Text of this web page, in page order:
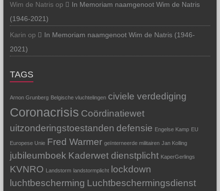
Wim de Natrisop
In Memoriam naamgenoot Wim de Natris
(1946-2021)
Karin op
In Memoriam naamgenoot Wim de Natris (1946-
2021)
TAGS
Arnon Grunberg Belgische vluchtelingen civiele verdediging
Coronacrisis Coördinatiewet
uitzonderingstoestanden defensie Engelse Kamp EU
Europese Unie Fred Warmer geïnterneerde militairen Jan Kolling
jubileumboek Kaderwet dienstplicht KaperGerlings
KVNRO Landstorm landstormplicht
lockdown
luchtbescherming Luchtbeschermingsdienst